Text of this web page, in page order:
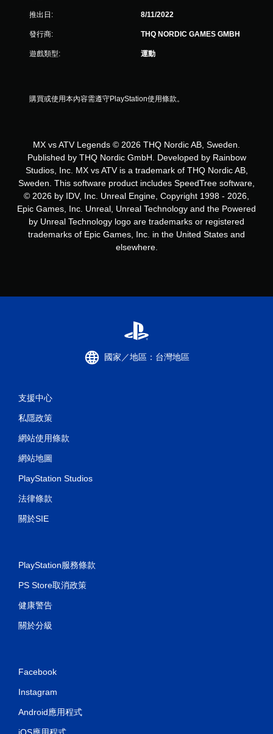
共
推出日: 8/11/2022
發行商: THQ NORDIC GAMES GMBH
遊戲類型: 運動
購買或使用本內容需遵守PlayStation使用條款。
MX vs ATV Legends © 2026 THQ Nordic AB, Sweden.
Published by THQ Nordic GmbH. Developed by Rainbow
Studios, Inc. MX vs ATV is a trademark of THQ Nordic AB,
Sweden. This software product includes SpeedTree software,
© 2026 by IDV, Inc. Unreal Engine, Copyright 1998 - 2026,
Epic Games, Inc. Unreal, Unreal Technology and the Powered
by Unreal Technology logo are trademarks or registered
trademarks of Epic Games, Inc. in the United States and
elsewhere.
國家／地區：台灣地區
支援中心
私隱政策
網站使用條款
網站地圖
PlayStation Studios
法律條款
關於SIE
PlayStation服務條款
PS Store取消政策
健康警告
關於分級
Facebook
Instagram
Android應用程式
iOS應用程式